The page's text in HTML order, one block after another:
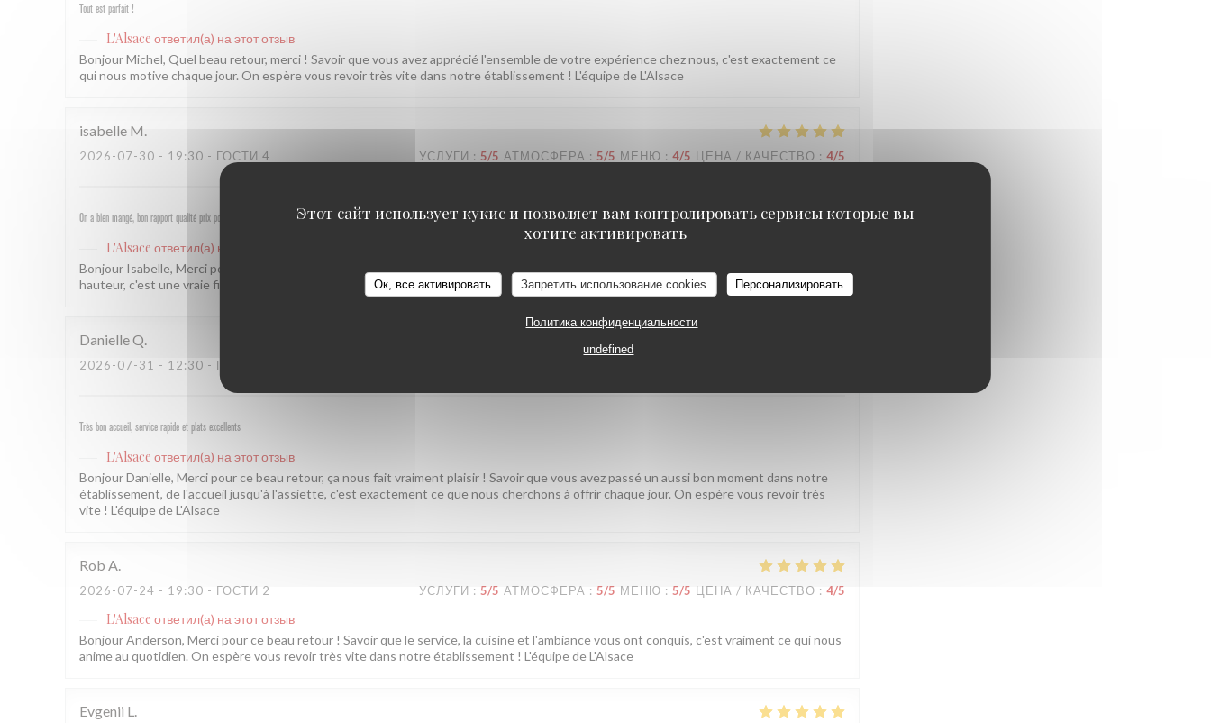
Этот сайт использует кукис и позволяет вам контролировать сервисы которые вы
хотите активировать
Ок, все активировать Запретить использование cookies Персонализировать
Политика конфиденциальности
undefined
Tout est parfait !
L'Alsace ответил(а) на этот отзыв
Bonjour Michel, Quel beau retour, merci ! Savoir que vous avez apprécié l'ensemble de votre expérience chez nous, c'est exactement ce
qui nous motive chaque jour. On espère vous revoir très vite dans notre établissement ! L'équipe de L'Alsace
isabelle M
2026-07-30 - 19:30 - ГОСТИ 4 УСЛУГИ : 5/5 АТМОСФЕРА : 5/5 МЕНЮ : 4/5 ЦЕНА / КАЧЕСТВО : 4/5
On a bien mangé, bon rapport qualité prix pour les champs, très bel emplacement, peu d attente, personnel sympathique et efficace.
L'Alsace ответил(а) на этот отзыв
Bonjour Isabelle, Merci pour ce beau retour ! Savoir que vous avez passé un bon moment près des Champs et que notre équipe a été à la
hauteur, c'est une vraie fierté pour nous. À très bientôt ! L'équipe de L'Alsace
DanielleQ
2026-07-31 - 12:30 - ГОСТИ 3
Très bon accueil, service rapide et plats excellents
L'Alsace ответил(а) на этот отзыв
Bonjour Danielle, Merci pour ce beau retour, ça nous fait vraiment plaisir ! Savoir que vous avez passé un aussi bon moment dans notre
établissement, de l'accueil jusqu'à l'assiette, c'est exactement ce que nous cherchons à offrir chaque jour. On espère vous revoir très
vite ! L'équipe de L'Alsace
Rob A
2026-07-24 - 19:30 - ГОСТИ 2 УСЛУГИ : 5/5 АТМОСФЕРА : 5/5 МЕНЮ : 5/5 ЦЕНА / КАЧЕСТВО : 4/5
L'Alsace ответил(а) на этот отзыв
Bonjour Anderson, Merci pour ce beau retour ! Savoir que le service, la cuisine et l'ambiance vous ont conquis, c'est vraiment ce qui nous
anime au quotidien. On espère vous revoir très vite dans notre établissement ! L'équipe de L'Alsace
Evgenii L